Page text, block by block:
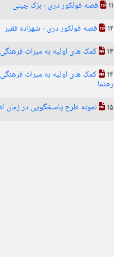
11 قصه فولکور دری - بزک چینی
12 قصه فولکور دری - شهزاده فقیر
13 کمک های اولیه به میراث فرهنگی
14 کمک های اولیه به میراث
رهنما
15 نمونه طرح پاسخگویی در زمان